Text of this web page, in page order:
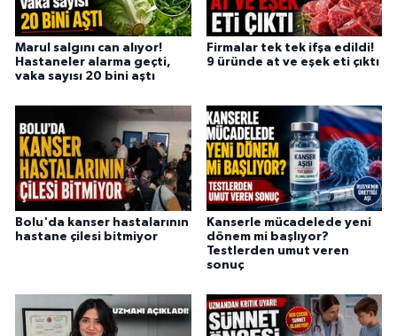
Marul salgını can alıyor!
Hastaneler alarma geçti,
vaka sayısı 20 bini aştı
Firmalar tek tek ifşa edildi!
9 üründe at ve eşek eti çıktı
Bolu'da kanser hastalarının
hastane çilesi bitmiyor
Kanserle mücadelede yeni
dönem mi başlıyor?
Testlerden umut veren
sonuç